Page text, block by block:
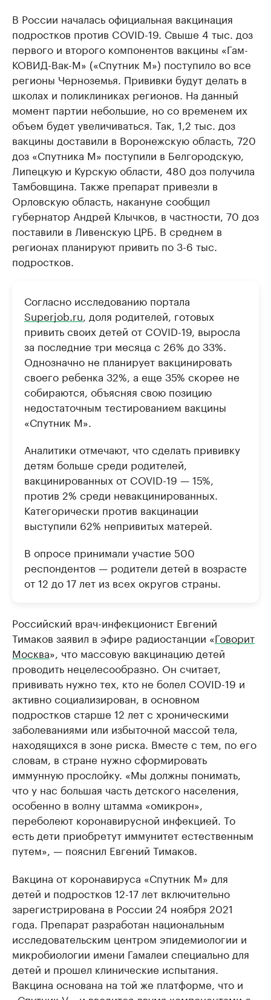
В России началась официальная вакцинация
подростков против COVID-19. Свыше 4 тыс. доз
первого и второго компонентов вакцины «Гам-
КОВИД-Вак-М» («Спутник М») поступило во все
регионы Черноземья. Прививки будут делать в
школах и поликлиниках регионов. На данный
момент партии небольшие, но со временем их
объем будет увеличиваться. Так, 1,2 тыс. доз
вакцины доставили в Воронежскую область, 720
доз «Спутника М» поступили в Белгородскую,
Липецкую и Курскую области, 480 доз получила
Тамбовщина. Также препарат привезли в
Орловскую область, накануне сообщил
губернатор Андрей Клычков, в частности, 70 доз
поставили в Ливенскую ЦРБ. В среднем в
регионах планируют привить по 3-6 тыс.
подростков.
Согласно исследованию портала
Superjob.ru, доля родителей, готовых
привить своих детей от COVID-19, выросла
за последние три месяца с 26% до 33%.
Однозначно не планирует вакцинировать
своего ребенка 32%, а еще 35% скорее не
собираются, объясняя свою позицию
недостаточным тестированием вакцины
«Спутник М».
Аналитики отмечают, что сделать прививку
детям больше среди родителей,
вакцинированных от COVID-19 — 15%,
против 2% среди невакцинированных.
Категорически против вакцинации
выступили 62% непривитых матерей.
В опросе принимали участие 500
респондентов — родители детей в возрасте
от 12 до 17 лет из всех округов страны.
Российский врач-инфекционист Евгений
Тимаков заявил в эфире радиостанции «Говорит
Москва», что массовую вакцинацию детей
проводить нецелесообразно. Он считает,
прививать нужно тех, кто не болел COVID-19 и
активно социализирован, в основном
подростков старше 12 лет с хроническими
заболеваниями или избыточной массой тела,
находящихся в зоне риска. Вместе с тем, по его
словам, в стране нужно сформировать
иммунную прослойку. «Мы должны понимать,
что у нас большая часть детского населения,
особенно в волну штамма «омикрон»,
переболеют коронавирусной инфекцией. То
есть дети приобретут иммунитет естественным
путем», — пояснил Евгений Тимаков.
Вакцина от коронавируса «Спутник М» для
детей и подростков 12-17 лет включительно
зарегистрирована в России 24 ноября 2021
года. Препарат разработан национальным
исследовательским центром эпидемиологии и
микробиологии имени Гамалеи специально для
детей и прошел клинические испытания.
Вакцина основана на той же платформе, что и